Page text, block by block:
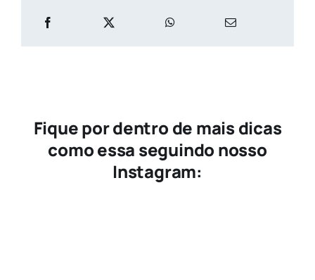
Fique por dentro de mais dicas
como essa seguindo nosso
Instagram: